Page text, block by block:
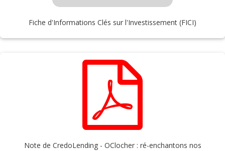
Fiche d'Informations Clés sur l'Investissement (FICI)
Note de CredoLending - OClocher : ré-enchantons nos